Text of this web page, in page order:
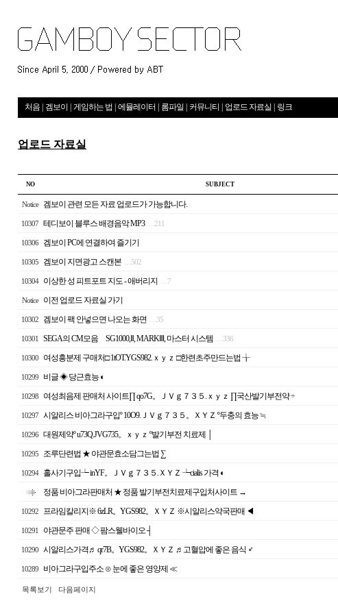
처음 겜보이 게임하는 법 에뮬레이터 롬파일 커뮤니티 업로드 자료실 링크
업로드 자료실
NO S U B J E C T
Notice 겜보이 관련 모든 자료 업로드가 가능합니다.
10307 테디보이 블루스 배경음악 MP3 211
10306 겜보이 PC에 연결하여 즐기기
10305 겜보이 지면광고 스캔본 502
10304 이상한 성 피트포트 지도 - 애버리지 7
Notice 이전 업로드 자료실 가기
10302 겜보이 팩 안넣으면 나오는 화면 35
10301 SEGA의 CM모음 SG1000,Ⅱ, MARKⅢ, 마스터 시스템 336
10300 여성흥분제 구매처□ 1tOT.YGS982.ｘｙｚ □한련초주만드는법 ╁
10299 비글 ◈ 당근효능 ◐
10298 여성최음제 판매처 사이트∏ qo7G。ＪＶｇ７３５.ｘｙｚ ∏국산발기부전약 ÷
10297 시알리스 비아그라구입º 10O9.ＪＶｇ７３５。ＸＹＺ º두충의 효능 ≒
10296 대원제약º u73Q.JVG735。ｘｙｚ º발기부전 치료제 │
10295 조루단련법 ★ 야관문효소담그는법 ∑
10294 홀사기구입┶ inYF。ＪＶｇ７３５.ＸＹＺ ┶cialis 가격 ◐
정품 비아그라판매처 ★ 정품 발기부전치료제구입처사이트 →
10292 프라임칼리지※ 6zLR。YGS982。ＸＹＺ ※시알리스약국판매 ◀
10291 야관문주 판매 ◇ 팜스웰바이오 ┤
10290 시알리스가격♬ qr7B。YGS982。ＸＹＺ ♬고혈압에 좋은 음식 ♂
10289 비아그라구입주소 ⊙ 눈에 좋은 영양제 ≪
목록보기 다음페이지